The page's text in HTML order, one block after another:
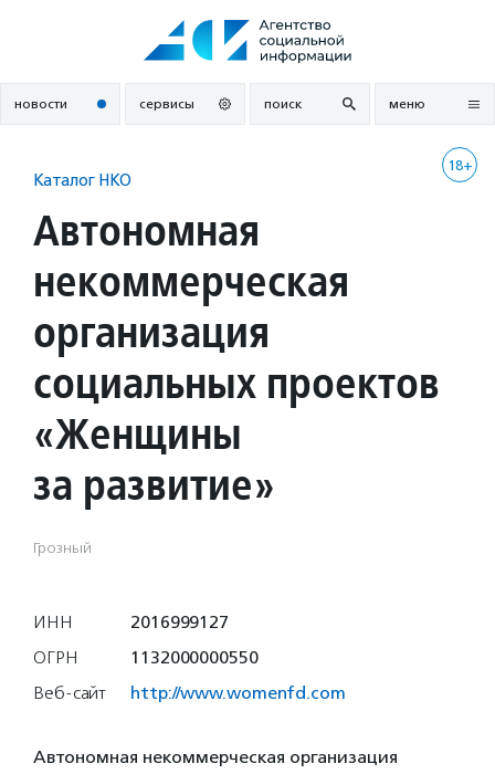
новости сервисы поиск меню
18+
Каталог НКО
Автономная
некоммерческая
организация
социальных проектов
«Женщины
за развитие»
Грозный
ИНН
2016999127
ОГРН
1132000000550
Веб-сайт
http://www.womenfd.com
Автономная некоммерческая организация